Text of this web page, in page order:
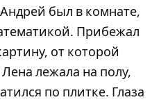
был в комнате,
Прибежал
от которой
лежала на полу,
по плитке. Глаза